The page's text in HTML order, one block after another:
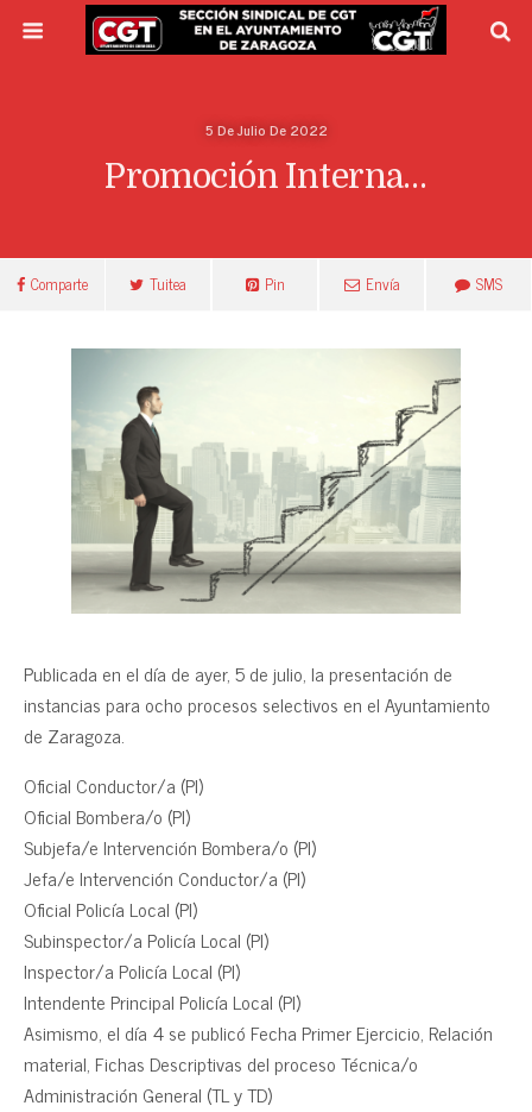
5 De Julio De 2022
Promoción Interna…
Comparte Tuitea Pin Envía SMS
Publicada en el día de ayer, 5 de julio, la presentación de
instancias para ocho procesos selectivos en el Ayuntamiento
de Zaragoza.
Oficial Conductor/a (PI)
Oficial Bombera/o (PI)
Subjefa/e Intervención Bombera/o (PI)
Jefa/e Intervención Conductor/a (PI)
Oficial Policía Local (PI)
Subinspector/a Policía Local (PI)
Inspector/a Policía Local (PI)
Intendente Principal Policía Local (PI)
Asimismo, el día 4 se publicó Fecha Primer Ejercicio, Relación
material, Fichas Descriptivas del proceso Técnica/o
Administración General (TL y TD)